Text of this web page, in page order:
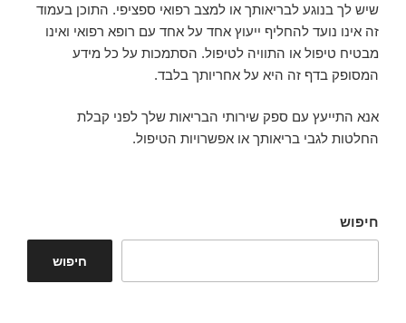
שיש לך בנוגע לבריאותך או למצב רפואי ספציפי. התוכן בעמוד
זה אינו נועד להחליף ייעוץ אחד על אחד עם רופא רפואי ואינו
מבטיח טיפול או התוויה לטיפול. הסתמכות על כל מידע
המסופק בדף זה היא על אחריותך בלבד.
אנא התייעץ עם ספק שירותי הבריאות שלך לפני קבלת
החלטות לגבי בריאותך או אפשרויות הטיפול.
חיפוש
חיפוש